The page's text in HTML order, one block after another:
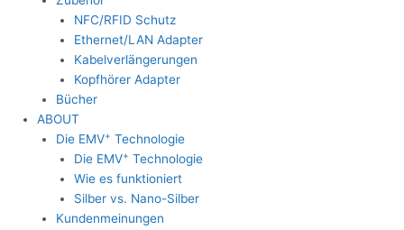
NFC/RFID Schutz
Ethernet/LAN Adapter
Kabelverlängerungen
Kopfhörer Adapter
Bücher
ABOUT
Die EMV+ Technologie
Die EMV+ Technologie
Wie es funktioniert
Silber vs. Nano-Silber
Kundenmeinungen